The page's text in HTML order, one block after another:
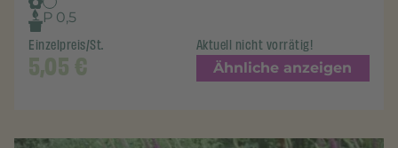
P 0,5
Einzelpreis/St.
5,05€
Aktuell nicht vorrätig!
Ähnliche anzeigen